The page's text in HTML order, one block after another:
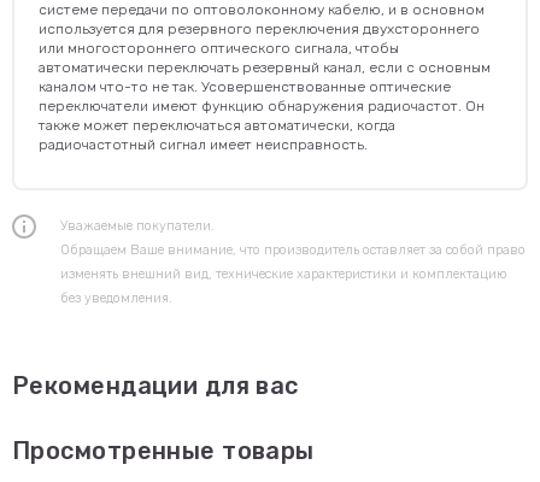
системе передачи по оптоволоконному кабелю, и в основном
используется для резервного переключения двухстороннего
или многостороннего оптического сигнала, чтобы
автоматически переключать резервный канал, если с основным
каналом что-то не так. Усовершенствованные оптические
переключатели имеют функцию обнаружения радиочастот. Он
также может переключаться автоматически, когда
радиочастотный сигнал имеет неисправность.
Уважаемые покупатели.
Обращаем Ваше внимание, что производитель оставляет за собой право
изменять внешний вид, технические характеристики и комплектацию
без уведомления.
Рекомендации для вас
Просмотренные товары